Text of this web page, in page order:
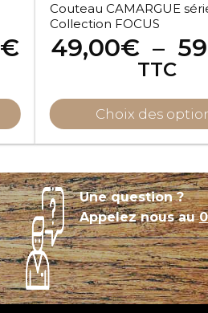
€Plage
49,00€
à
59,00€
Couteau CAMARGUE
Collection FOCUS
49,00€ –
TTC
Choix des
la
page
du
Une question ?
Appelez nous au